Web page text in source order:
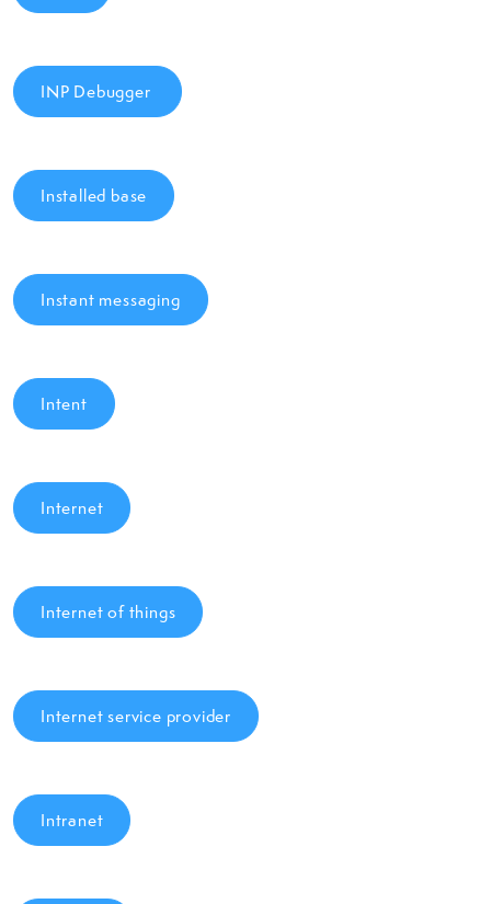
INP Debugger
Installed base
Instant messaging
Intent
Internet
Internet of things
Internet service provider
Intranet